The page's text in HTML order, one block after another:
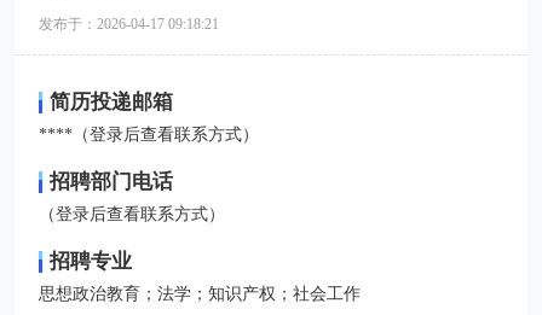
发布于：2026-04-17 09:18:21
简历投递邮箱
****（登录后查看联系方式）
招聘部门电话
（登录后查看联系方式）
招聘专业
思想政治教育；法学；知识产权；社会工作